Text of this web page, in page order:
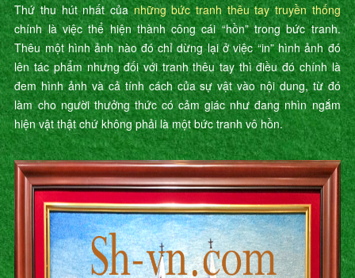
Thứ thu hút nhất củanhững bức tranh thêu tay truyền thống
chính là việc thể hiện thành công cái “hồn” trong bức tranh.
Thêu một hình ảnh nào đó chỉ dừng lại ở việc “in” hình ảnh đó
lên tác phẩm nhưng đối với tranh thêu tay thì điều đó chính là
đem hình ảnh và cả tính cách của sự vật vào nội dung, từ đó
làm cho người thưởng thức có cảm giác như đang nhìn ngắm
hiện vật thật chứ không phải là một bức tranh vô hồn.